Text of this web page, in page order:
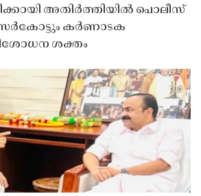
അതിർത്തിയിൽ പൊലീസ്
കർണാടക
ശക്തം